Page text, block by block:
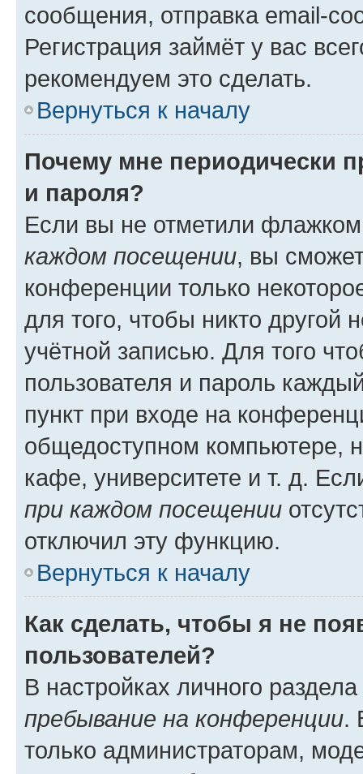
сообщения, отправка email-
Регистрация займёт у вас
рекомендуем это сделать.
Вернуться к началу
Почему мне периодически
и пароля?
Если вы не отметили
каждом посещении, вы
конференции только
для того, чтобы никто другой
учётной записью. Для того
пользователя и пароль
пункт при входе на
общедоступном компьютере,
кафе, университете и т. д.
при каждом посещении
отключил эту функцию.
Вернуться к началу
Как сделать, чтобы я не
пользователей?
В настройках личного
пребывание на конференции.
только администраторам,